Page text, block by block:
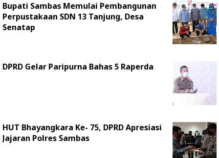
Bupati Sambas Memulai Pembangunan
Perpustakaan SDN 13 Tanjung, Desa
Senatap
DPRD Gelar Paripurna Bahas 5 Raperda
HUT Bhayangkara Ke- 75, DPRD Apresiasi
Jajaran Polres Sambas